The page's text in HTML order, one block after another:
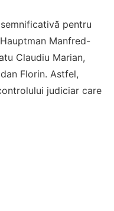
pentru
Manfred-
Claudiu Marian,
Florin. Astfel,
judiciar care